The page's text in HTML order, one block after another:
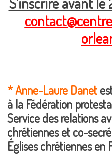
* Anne-Laure Danet
à la Fédération
Service des relations
chrétiennes et co-
Églises chrétiennes en